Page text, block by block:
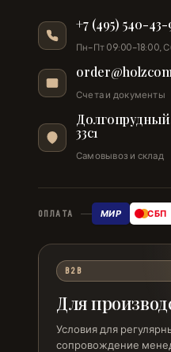
+7 (495) 540-43-
Пн–Пт 09:00–18:00,
Счета и документы
33с1
Самовывоз и склад
ОПЛАТА МИР СБП
B2B
Для
Условия для
сопровождение